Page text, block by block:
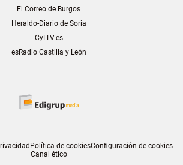
El Correo de Burgos
Heraldo-Diario de Soria
CyLTV.es
esRadio Castilla y León
Política de cookiesConfiguración de cookies
Canal ético